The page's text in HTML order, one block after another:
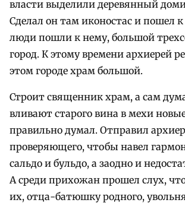
власти выделили деревянный
Сделал он там иконостас и пошел
люди пошли к нему, большой
город. К этому времени архиерей
этом городе храм большой.
Строит священник храм, а сам
вливают старого вина в мехи
правильно думал. Отправил
проверяющего, чтобы навел
сальдо и бульдо, а заодно и
А среди прихожан прошел слух,
их, отца-батюшку родного,